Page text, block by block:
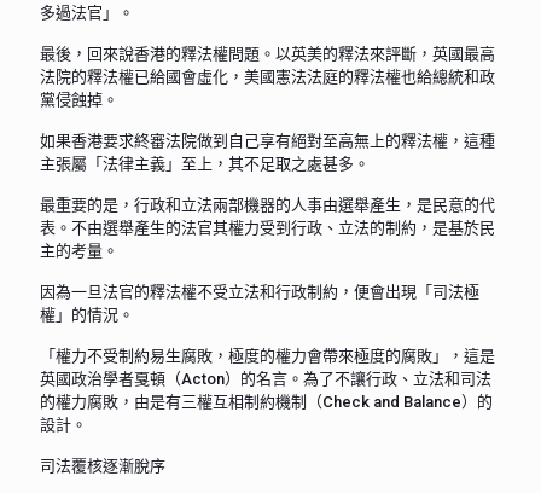
多過法官」。
最後，回來說香港的釋法權問題。以英美的釋法來評斷，英國最高
法院的釋法權已給國會虛化，美國憲法法庭的釋法權也給總統和政
黨侵蝕掉。
如果香港要求終審法院做到自己享有絕對至高無上的釋法權，這種
主張屬「法律主義」至上，其不足取之處甚多。
最重要的是，行政和立法兩部機器的人事由選舉產生，是民意的代
表。不由選舉產生的法官其權力受到行政、立法的制約，是基於民
主的考量。
因為一旦法官的釋法權不受立法和行政制約，便會出現「司法極
權」的情況。
「權力不受制約易生腐敗，極度的權力會帶來極度的腐敗」，這是
英國政治學者戛頓（Acton）的名言。為了不讓行政、立法和司法
的權力腐敗，由是有三權互相制約機制（Check and Balance）的
設計。
司法覆核逐漸脫序